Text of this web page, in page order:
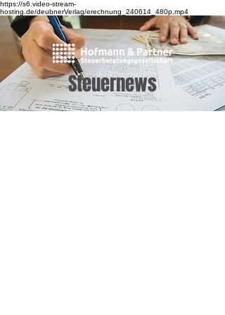
https://s6.video-stream-
hosting.de/deubnerVerlag/erechnung_240614_480p.mp4
Steuernews